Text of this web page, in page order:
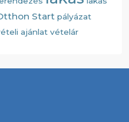
Start pályázat
ajánlat vételár